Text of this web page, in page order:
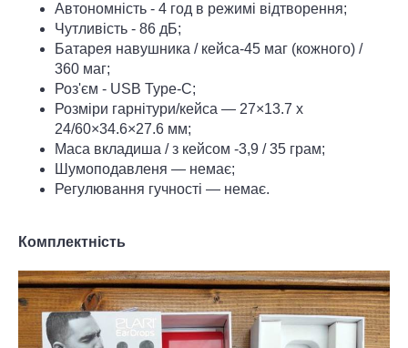
Автономність - 4 год в режимі відтворення;
Чутливість - 86 дБ;
Батарея навушника / кейса-45 маг (кожного) /
360 маг;
Роз'єм - USB Type-C;
Розміри гарнітури/кейса — 27×13.7 x
24/60×34.6×27.6 мм;
Маса вкладиша / з кейсом -3,9 / 35 грам;
Шумоподавленя — немає;
Регулювання гучності — немає.
Комплектність